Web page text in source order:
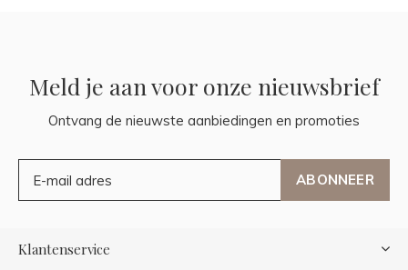
Meld je aan voor onze nieuwsbrief
Ontvang de nieuwste aanbiedingen en promoties
ABONNEER
Klantenservice